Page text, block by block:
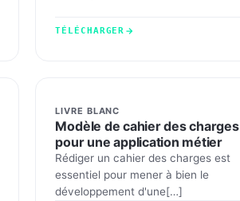
TÉLÉCHARGER
LIVRE BLANC
Modèle de cahier des charges
pour une application métier
Rédiger un cahier des charges est
essentiel pour mener à bien le
développement d'une[…]